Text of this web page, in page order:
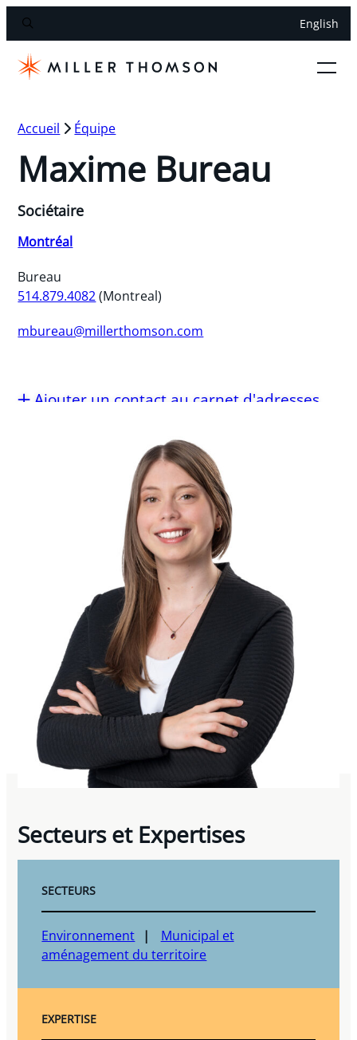
English
Accueil Équipe
Maxime Bureau
Sociétaire
Montréal
Bureau
514.879.4082(Montreal)
mbureau@millerthomson.com
Ajouter un contact au carnet d'adresses
Secteurs et Expertises
SECTEURS
Environnement
Municipal et
aménagement du territoire
EXPERTISE